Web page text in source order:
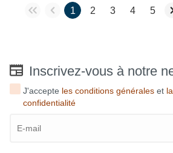
1 2 3 4 5
Inscrivez-vous à notre
J'accepte les conditions générales et
confidentialité